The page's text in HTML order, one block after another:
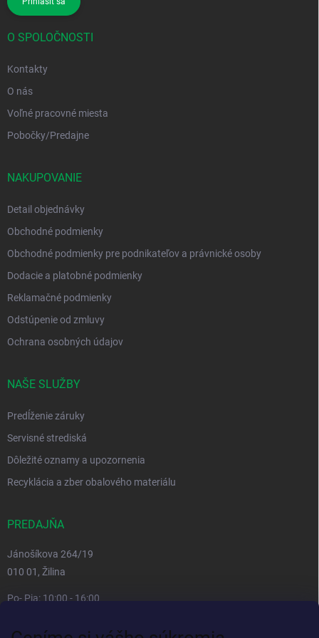
O SPOLOČNOSTI
Kontakty
O nás
Voľné pracovné miesta
Pobočky/Predajne
NAKUPOVANIE
Detail objednávky
Obchodné podmienky
Obchodné podmienky pre podnikateľov a právnické osoby
Dodacie a platobné podmienky
Reklamačné podmienky
Odstúpenie od zmluvy
Ochrana osobných údajov
NAŠE SLUŽBY
Predĺženie záruky
Servisné strediská
Dôležité oznamy a upozornenia
Recyklácia a zber obalového materiálu
PREDAJŇA
Jánošíkova 264/19
010 01, Žilina
Po- Pia: 10:00 - 16:00
So, Ne: zatvorené